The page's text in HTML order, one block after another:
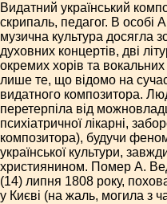
Видатний український
скрипаль, педагог. В особі
музична культура досягла
духовних концертів, дві
окремих хорів та вокальних
лише те, що відомо на
видатного композитора.
перетерпіла від
психіатричної лікарні,
композитора), будучи
української культури,
християнином. Помер А.
(14) липня 1808 року,
у Києві (на жаль, могила з